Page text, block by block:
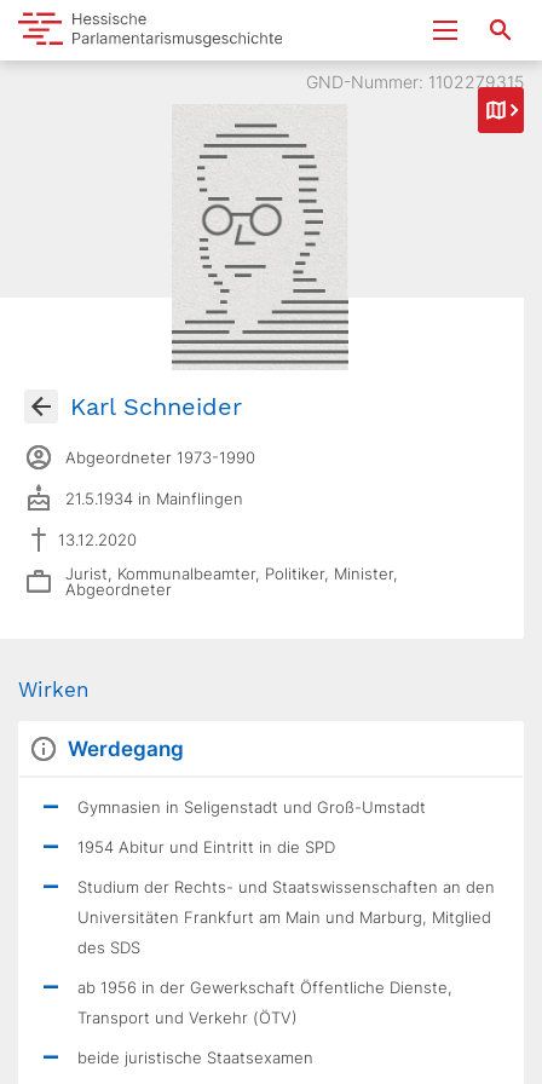
GND-Nummer: 1102279315
Karl Schneider
Abgeordneter 1973-1990
21.5.1934 in Mainflingen
13.12.2020
Jurist, Kommunalbeamter, Politiker, Minister,
Abgeordneter
Wirken
Werdegang
Gymnasien in Seligenstadt und Groß-Umstadt
1954 Abitur und Eintritt in die SPD
Studium der Rechts- und Staatswissenschaften an den
Universitäten Frankfurt am Main und Marburg, Mitglied
des SDS
ab 1956 in der Gewerkschaft Öffentliche Dienste,
Transport und Verkehr (ÖTV)
beide juristische Staatsexamen